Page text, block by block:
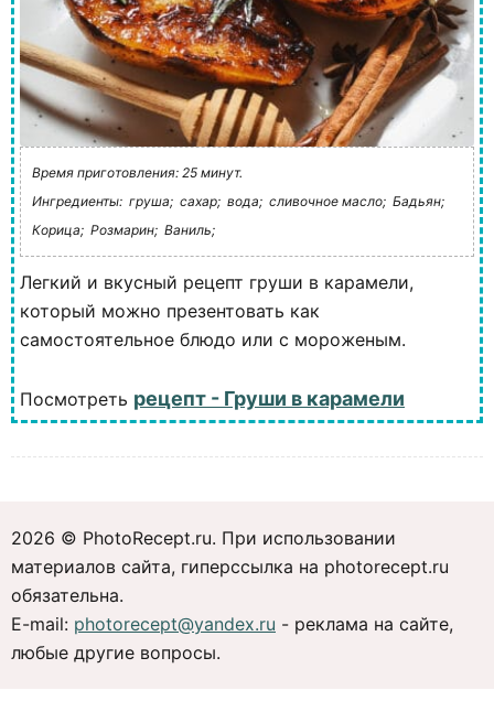
Время приготовления: 25 минут.
Ингредиенты: груша; сахар; вода; сливочное масло; Бадьян;
Корица; Розмарин; Ваниль;
Легкий и вкусный рецепт груши в карамели,
который можно презентовать как
самостоятельное блюдо или с мороженым.
Посмотреть рецепт - Груши в карамели
2026 © PhotoRecept.ru. При использовании
материалов сайта, гиперссылка на photorecept.ru
обязательна.
E-mail: photorecept@yandex.ru - реклама на сайте,
любые другие вопросы.